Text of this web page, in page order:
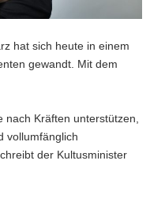
hat sich heute in einem
gewandt. Mit dem
Kräften unterstützen,
vollumfänglich
der Kultusminister